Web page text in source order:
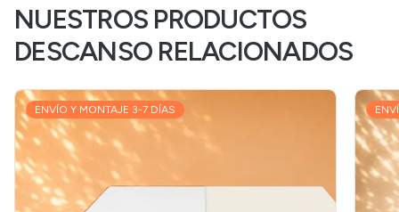
NUESTROS PRODUCTOS
DESCANSO RELACIONADOS
ENVÍO Y MONTAJE 3-7 DÍAS